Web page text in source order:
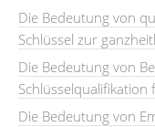
Die Bedeutung von
Schlüssel zur
Die Bedeutung von
Die Bedeutung von